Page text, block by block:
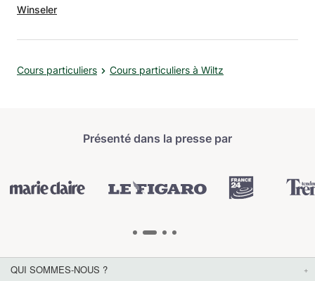
Winseler
Cours particuliers Cours particuliers à Wiltz
Présenté dans la presse par
QUI SOMMES-NOUS ?